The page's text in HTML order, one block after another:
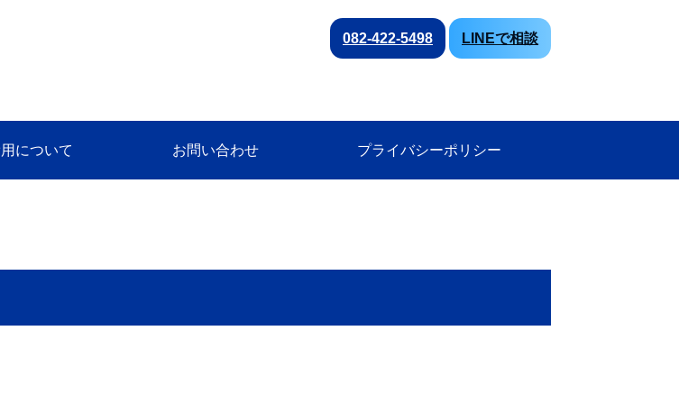
082-422-5498 LINEで相談
について お問い合わせ プライバシーポリシー